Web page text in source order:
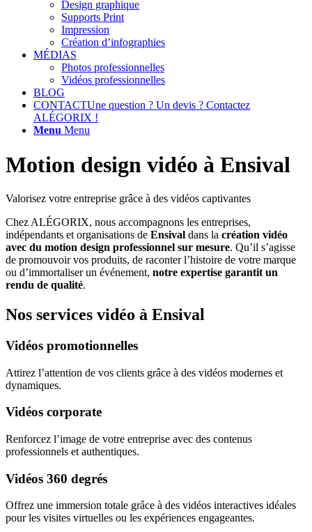
Design graphique
Supports Print
Impression
Création d’infographies
MÉDIAS
Photos professionnelles
Vidéos professionnelles
BLOG
CONTACTUne question ? Un devis ? Contactez
ALÉGORIX !
Menu Menu
Motion design vidéo à Ensival
Valorisez votre entreprise grâce à des vidéos captivantes
Chez ALÉGORIX, nous accompagnons les entreprises,
indépendants et organisations de Ensival dans la création vidéo
avec du motion design professionnel sur mesure. Qu’il s’agisse
de promouvoir vos produits, de raconter l’histoire de votre marque
ou d’immortaliser un événement, notre expertise garantit un
rendu de qualité.
Nos services vidéo à Ensival
Vidéos promotionnelles
Attirez l’attention de vos clients grâce à des vidéos modernes et
dynamiques.
Vidéos corporate
Renforcez l’image de votre entreprise avec des contenus
professionnels et authentiques.
Vidéos 360 degrés
Offrez une immersion totale grâce à des vidéos interactives idéales
pour les visites virtuelles ou les expériences engageantes.